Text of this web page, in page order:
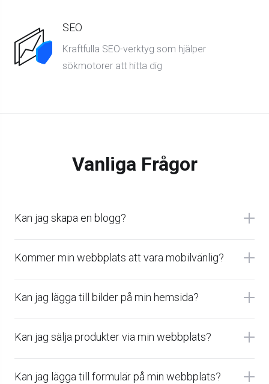
SEO
Kraftfulla SEO-verktyg som hjälper
sökmotorer att hitta dig
Vanliga Frågor
Kan jag skapa en blogg?
Kommer min webbplats att vara mobilvänlig?
Kan jag lägga till bilder på min hemsida?
Kan jag sälja produkter via min webbplats?
Kan jag lägga till formulär på min webbplats?